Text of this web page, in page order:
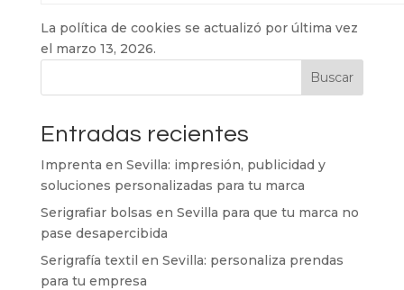
La política de cookies se actualizó por última vez
el marzo 13, 2026.
Buscar
Entradas recientes
Imprenta en Sevilla: impresión, publicidad y
soluciones personalizadas para tu marca
Serigrafiar bolsas en Sevilla para que tu marca no
pase desapercibida
Serigrafía textil en Sevilla: personaliza prendas
para tu empresa